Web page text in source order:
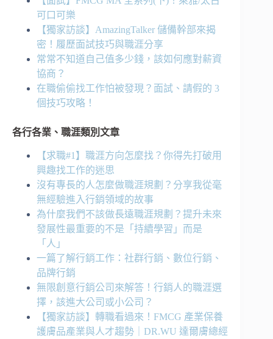
可口可樂
【獨家訪談】AmazingTalker 儲備幹部來揭
密！履歷面試技巧與職涯分享
常常不知道自己值多少錢，該如何應對薪資
協商？
在職偷偷找工作怕被發現？面試、請假的 3
個技巧攻略！
各行各業、職涯類別文章
【求職#1】職涯方向怎麼找？你得先打破用
興趣找工作的迷思
沒有專長的人怎麼做職涯規劃？分享我從毫
無經驗進入行銷領域的故事
為什麼我們不該做長遠職涯規劃？提升未來
發展性最重要的不是「持續學習」而是
「人」
一篇了解行銷工作：社群行銷、數位行銷、
品牌行銷
無限創意行銷公司來解答！行銷人的職涯選
擇，該進大公司或小公司？
【獨家訪談】轉職看過來！FMCG 產業保養
護膚品產業與人才趨勢｜DR.WU 達爾膚總經